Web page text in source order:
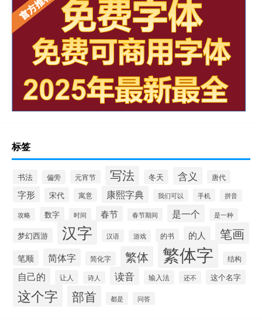
标签
书法 偏旁 元宵节 写法 冬天 含义 唐代
字形 宋代 寓意 康熙字典 我们可以 手机 拼音
攻略 数字 时间 春节 春节期间 是一个 是一种
梦幻西游 汉字 汉语 游戏 的书 的人 笔画
笔顺 简体字 简化字 繁体 繁体字 结构
自己的 让人 诗人 读音 输入法 还不 这个名字
这个字 部首 都是 问答